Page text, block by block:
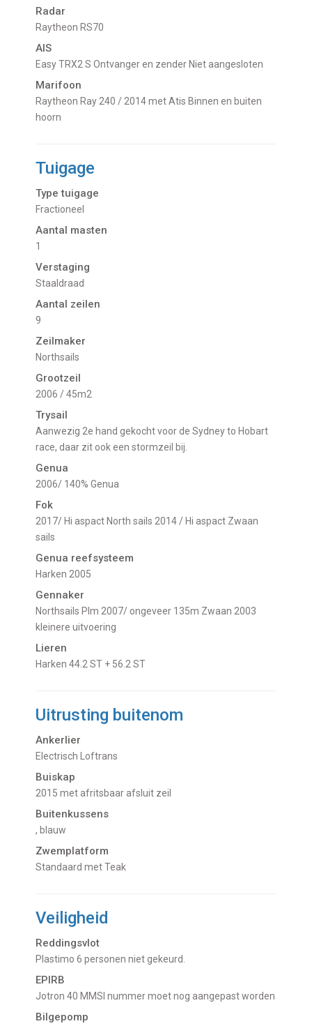
Radar
Raytheon RS70
AIS
Easy TRX2 S Ontvanger en zender Niet aangesloten
Marifoon
Raytheon Ray 240 / 2014 met Atis Binnen en buiten
hoorn
Tuigage
Type tuigage
Fractioneel
Aantal masten
1
Verstaging
Staaldraad
Aantal zeilen
9
Zeilmaker
Northsails
Grootzeil
2006 / 45m2
Trysail
Aanwezig 2e hand gekocht voor de Sydney to Hobart
race, daar zit ook een stormzeil bij.
Genua
2006/ 140% Genua
Fok
2017/ Hi aspact North sails 2014 / Hi aspact Zwaan
sails
Genua reefsysteem
Harken 2005
Gennaker
Northsails Plm 2007/ ongeveer 135m Zwaan 2003
kleinere uitvoering
Lieren
Harken 44.2 ST + 56.2 ST
Uitrusting buitenom
Ankerlier
Electrisch Loftrans
Buiskap
2015 met afritsbaar afsluit zeil
Buitenkussens
, blauw
Zwemplatform
Standaard met Teak
Veiligheid
Reddingsvlot
Plastimo 6 personen niet gekeurd.
EPIRB
Jotron 40 MMSI nummer moet nog aangepast worden
Bilgepomp